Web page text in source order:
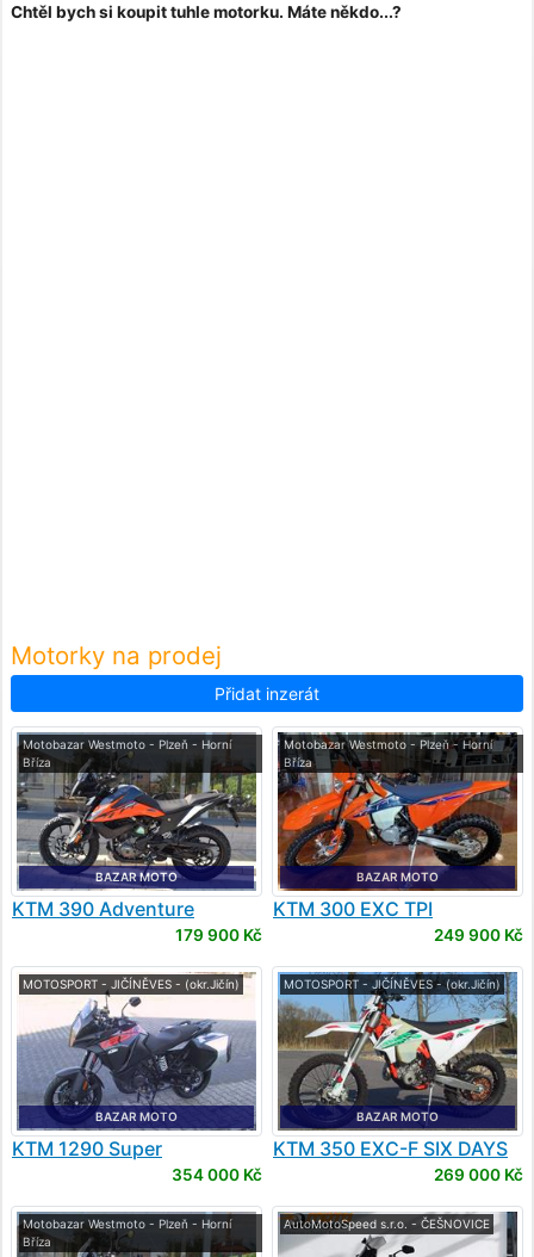
Chtěl bych si koupit tuhle motorku. Máte někdo...?
Motorky na prodej
Přidat inzerát
Motobazar Westmoto - Plzeň - Horní
Bříza
BAZAR MOTO
KTM 390 Adventure
179 900 Kč
Motobazar Westmoto - Plzeň - Horní
Bříza
BAZAR MOTO
KTM 300 EXC TPI
249 900 Kč
MOTOSPORT - JIČÍNĚVES - (okr.Jičín)
BAZAR MOTO
KTM 1290 Super
354 000 Kč
MOTOSPORT - JIČÍNĚVES - (okr.Jičín)
BAZAR MOTO
KTM 350 EXC-F SIX DAYS
269 000 Kč
Motobazar Westmoto - Plzeň - Horní
Bříza
AutoMotoSpeed s.r.o. - ČEŠNOVICE